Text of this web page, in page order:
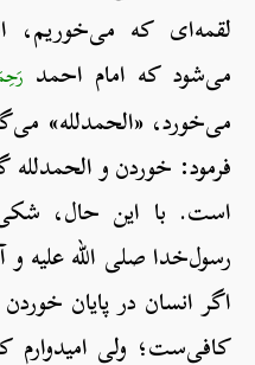
لقمه‌ای که می‌خوریم،
می‌شود که امام احمد
می‌خورد، «الحمدلله»
فرمود: خوردن و
است. با این حال،
رسول‌خدا صلی الله علیه
اگر انسان در پایان
کافی‌ست؛ ولی امیدوارم